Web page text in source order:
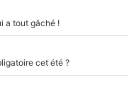
a tout gâché !
cet été ?